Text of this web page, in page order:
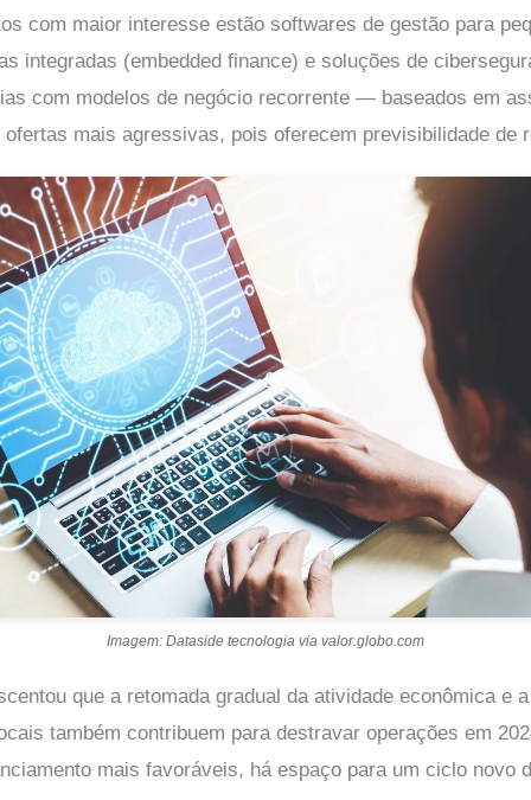
com maior interesse estão softwares de gestão para
integradas (embedded finance) e soluções de
com modelos de negócio recorrente — baseados em
ofertas mais agressivas, pois oferecem previsibilidade de
Imagem: Dataside tecnologia via valor.globo.com
que a retomada gradual da atividade econômica e
também contribuem para destravar operações em
mais favoráveis, há espaço para um ciclo novo